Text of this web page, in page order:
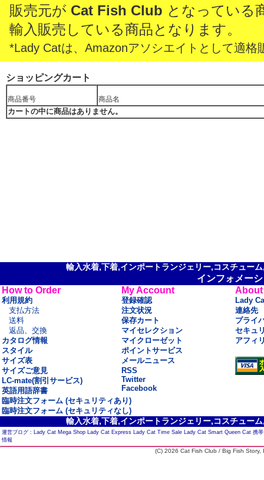
販売元が Cat Fish Club となっている
輸入販売している商品となります。
*Lady Catは、Amazonアソシエイトとして適格
ショッピングカート
商品番号 商品名
カートの中に商品はありません。
輸入水着,下着,インポートランジェリー,コスチュー
インフォメー
How to Order
利用規約
支払方法
送料
返品、交換
カタログ情報
スタイル
サイズ表
サイズご意見
LC-mate(割引サービス)
英語用語辞書
My Account
登録確認
注文状況
保存カート
マイセレクション
マイクローゼット
ポイントサービス
メールニュース
RSS
Twitter
Facebook
About
Lady
連絡先
プライ
セキュ
アフィ
臨時注文フォーム (セキュリティあり)
臨時注文フォーム (セキュリティなし)
輸入水着,下着,インポートランジェリー,コスチュー
運営ブログ : Lady Cat Mega Shop Lady Cat Express Lady Cat Time Sale Lady Cat Smart Queen Cat 携
情報
(C) 2026 Cat Fish Club / Big Fish Story,